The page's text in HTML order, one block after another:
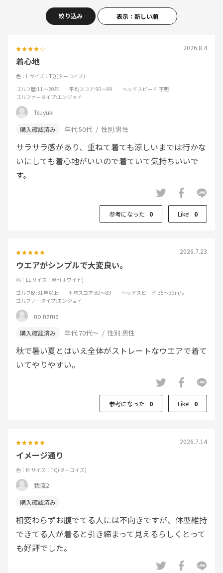
絞り込み 表示：新しい順
2026.8.4
着心地
色：L サイズ：TQ(ターコイズ)
ゴルフ歴:11～20年 平均スコア:90～99 ヘッドスピード:不明
ゴルファータイプ:エンジョイ
Tsuyuki
年代:50代 性別:男性
サラサラ感があり、重ねて着ても涼しいまでは行かな
いにしても着心地がいいので着ていて気持ちいいで
す。
参考になった 0 Like! 0
2026.7.23
ウエアがシンプルで大変良い。
色：LL サイズ：WH(ホワイト)
ゴルフ歴:31年以上 平均スコア:80～89 ヘッドスピード:35～39m/s
ゴルファータイプ:エンジョイ
no name
年代:70代～ 性別:男性
秋で暑い夏とはいえ全体がストレートなウエアで着て
いてやりやすい。
参考になった 0 Like! 0
2026.7.14
イメージ通り
色：M サイズ：TQ(ターコイズ)
我流2
相変わらずお腹でてる人には不向きですが、体型維持
できてる人が着ると引き締まって見えるらしくとって
も好評でした。